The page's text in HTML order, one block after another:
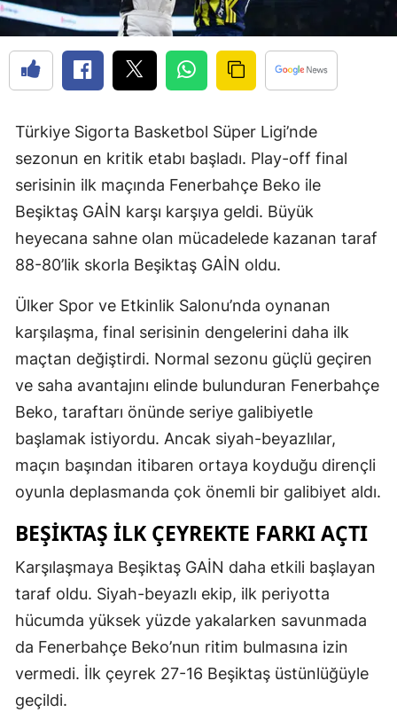
Türkiye Sigorta Basketbol Süper Ligi’nde
sezonun en kritik etabı başladı. Play-off final
serisinin ilk maçında Fenerbahçe Beko ile
Beşiktaş GAİN karşı karşıya geldi. Büyük
heyecana sahne olan mücadelede kazanan taraf
88-80’lik skorla Beşiktaş GAİN oldu.
Ülker Spor ve Etkinlik Salonu’nda oynanan
karşılaşma, final serisinin dengelerini daha ilk
maçtan değiştirdi. Normal sezonu güçlü geçiren
ve saha avantajını elinde bulunduran Fenerbahçe
Beko, taraftarı önünde seriye galibiyetle
başlamak istiyordu. Ancak siyah-beyazlılar,
maçın başından itibaren ortaya koyduğu dirençli
oyunla deplasmanda çok önemli bir galibiyet aldı.
BEŞIKTAŞ ILK ÇEYREKTE FARKI AÇTI
Karşılaşmaya Beşiktaş GAİN daha etkili başlayan
taraf oldu. Siyah-beyazlı ekip, ilk periyotta
hücumda yüksek yüzde yakalarken savunmada
da Fenerbahçe Beko’nun ritim bulmasına izin
vermedi. İlk çeyrek 27-16 Beşiktaş üstünlüğüyle
geçildi.